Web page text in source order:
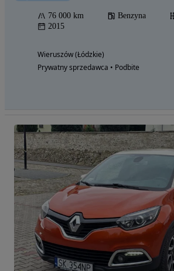
76 000 km Benzyna
2015
Wieruszów (Łódzkie)
Prywatny sprzedawca • Podbite